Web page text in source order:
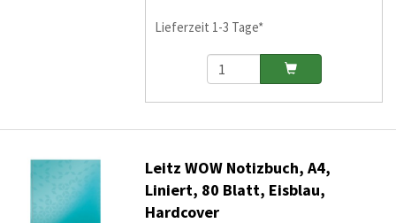
Lieferzeit 1-3 Tage*
Leitz WOW Notizbuch, A4,
Liniert, 80 Blatt, Eisblau,
Hardcover